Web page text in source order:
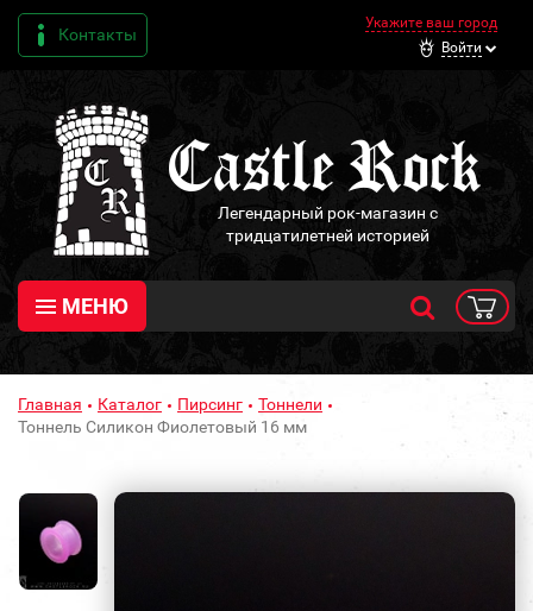
Контакты
Укажите ваш город
Войти
Легендарный рок-магазин с
тридцатилетней историей
МЕНЮ
Главная Каталог Пирсинг
Тоннели
Тоннель Силикон Фиолетовый 16 мм